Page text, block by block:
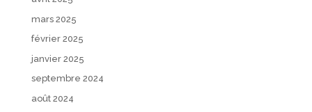
mars 2025
février 2025
janvier 2025
septembre 2024
août 2024